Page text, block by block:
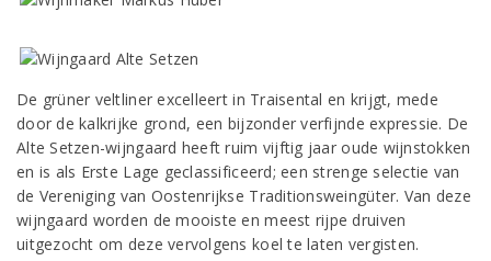
De grüner veltliner excelleert in Traisental en krijgt, mede
door de kalkrijke grond, een bijzonder verfijnde expressie. De
Alte Setzen-wijngaard heeft ruim vijftig jaar oude wijnstokken
en is als Erste Lage geclassificeerd; een strenge selectie van
de Vereniging van Oostenrijkse Traditionsweingüter. Van deze
wijngaard worden de mooiste en meest rijpe druiven
uitgezocht om deze vervolgens koel te laten vergisten.